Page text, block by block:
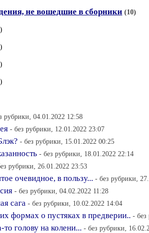
не вошедшие в сборники (10)
рубрики, 04.01.2022 12:58
- без рубрики, 12.01.2022 23:07
- без рубрики, 15.01.2022 00:25
- без рубрики, 18.01.2022 22:14
рубрики, 26.01.2022 23:53
очевидное, в пользу... - без рубрики,
- без рубрики, 04.02.2022 11:28
сага - без рубрики, 10.02.2022 14:04
формах о пустяках в предверии.. - без
то голову на колени... - без рубрики,